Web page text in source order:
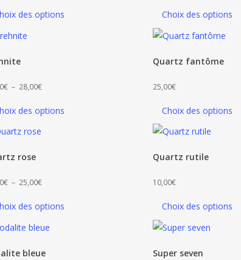
des options
prix :
Choix des options
prix :
12,00€
des options
€ – 28,00€Plage
prix :
Choix des options
Quartz fantôme
25,00€
des options
rose
€ – 25,00€Plage
prix :
10,00€
Choix des options
Quartz rutile
10,00€
bleue Super seven